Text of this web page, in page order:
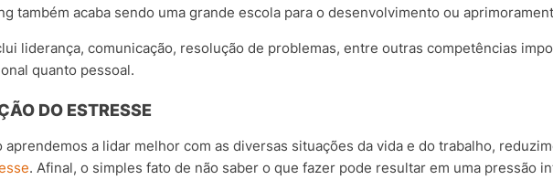
também acaba sendo uma grande escola para o desenvolvimento ou
liderança, comunicação, resolução de problemas, entre outras competências
quanto pessoal.
DO ESTRESSE
aprendemos a lidar melhor com as diversas situações da vida e do trabalho,
. Afinal, o simples fato de não saber o que fazer pode resultar em uma pressão